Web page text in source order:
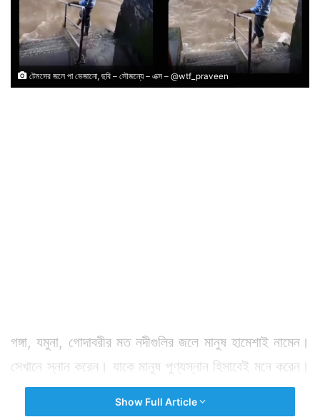
টেমসের জলে পা ভেজানো, ছবি – সৌজন্যে – এক্স – @wtf_praveen
গঙ্গা, যমুনা, গোদাবরীর মত নদীগুলির জলে মানুষ হামেশাই নামেন।
সেখানে স্নান করেন। যাকে মানুষ পুণ্যস্নান হিসাবেই মনে করেন।
পবিত্র গঙ্গার জলে স্নানের পর অনেকে এক অন্য অনুভূতি লাভ
Show Full Article